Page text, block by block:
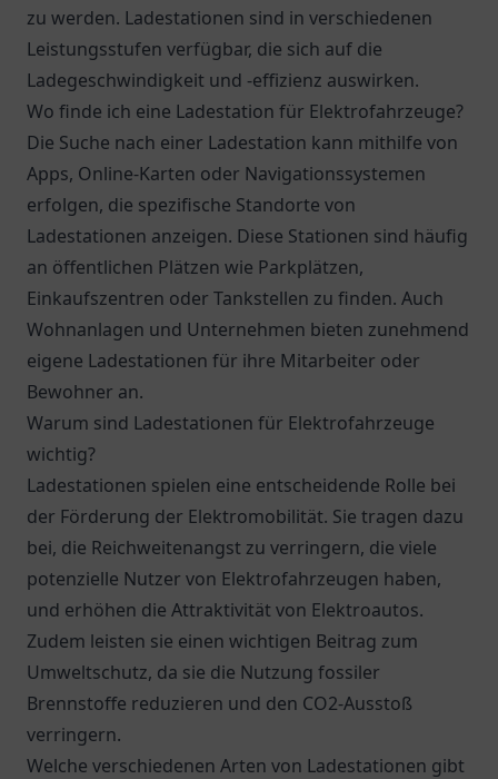
zu werden. Ladestationen sind in verschiedenen
Leistungsstufen verfügbar, die sich auf die
Ladegeschwindigkeit und -effizienz auswirken.
Wo finde ich eine Ladestation für Elektrofahrzeuge?
Die Suche nach einer Ladestation kann mithilfe von
Apps, Online-Karten oder Navigationssystemen
erfolgen, die spezifische Standorte von
Ladestationen anzeigen. Diese Stationen sind häufig
an öffentlichen Plätzen wie Parkplätzen,
Einkaufszentren oder Tankstellen zu finden. Auch
Wohnanlagen und Unternehmen bieten zunehmend
eigene Ladestationen für ihre Mitarbeiter oder
Bewohner an.
Warum sind Ladestationen für Elektrofahrzeuge
wichtig?
Ladestationen spielen eine entscheidende Rolle bei
der Förderung der Elektromobilität. Sie tragen dazu
bei, die Reichweitenangst zu verringern, die viele
potenzielle Nutzer von Elektrofahrzeugen haben,
und erhöhen die Attraktivität von Elektroautos.
Zudem leisten sie einen wichtigen Beitrag zum
Umweltschutz, da sie die Nutzung fossiler
Brennstoffe reduzieren und den CO2-Ausstoß
verringern.
Welche verschiedenen Arten von Ladestationen gibt